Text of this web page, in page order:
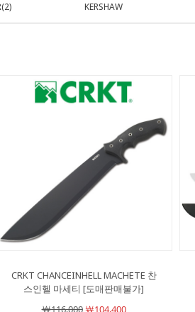
KERSHAW
CRKT CHANCEINHELL MACHETE 찬
스인헬 마세티 [도매판매불가]
￦116,000￦104,400